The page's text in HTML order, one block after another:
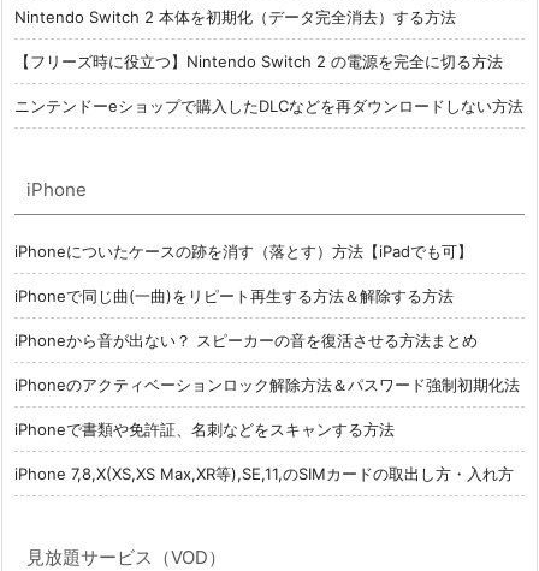
Nintendo Switch 2 本体を初期化（データ完全消去）する方法
【フリーズ時に役立つ】Nintendo Switch 2 の電源を完全に切る方法
ニンテンドーeショップで購入したDLCなどを再ダウンロードしない方法
iPhone
iPhoneについたケースの跡を消す（落とす）方法【iPadでも可】
iPhoneで同じ曲(一曲)をリピート再生する方法＆解除する方法
iPhoneから音が出ない？ スピーカーの音を復活させる方法まとめ
iPhoneのアクティベーションロック解除方法＆パスワード強制初期化法
iPhoneで書類や免許証、名刺などをスキャンする方法
iPhone 7,8,X(XS,XS Max,XR等),SE,11,のSIMカードの取出し方・入れ方
見放題サービス（VOD）